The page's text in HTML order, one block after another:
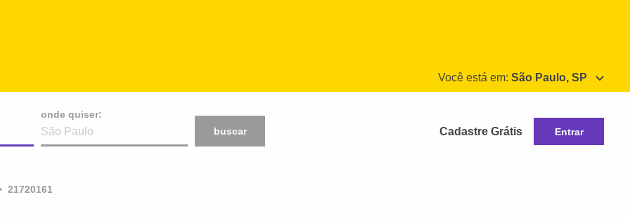
Você está em: São Paulo, SP
onde quiser:
buscar
Cadastre Grátis Entrar
21720161